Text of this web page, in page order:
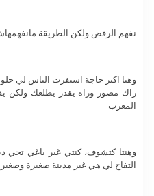
نفهم الرفض ولكن الطريقة
وهنا اكتر حاجة استفزت الناس لي
راك مصور وراه يقدر يطلعك ولكن
المغرب
وهنتا كتشوف، كنتي غير باغي
التفاح لي هي غير مدينة صغيرة